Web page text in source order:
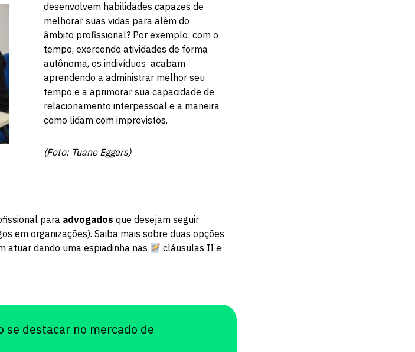
desenvolvem habilidades capazes de
melhorar suas vidas para além do
âmbito profissional? Por exemplo: com o
tempo, exercendo atividades de forma
autônoma, os indivíduos acabam
aprendendo a administrar melhor seu
tempo e a aprimorar sua capacidade de
relacionamento interpessoal e a maneira
como lidam com imprevistos.
(Foto: Tuane Eggers)
para advogados que desejam seguir
em organizações). Saiba mais sobre duas opções
atuar dando uma espiadinha nas
cláusulas II e
se destacar no mercado de